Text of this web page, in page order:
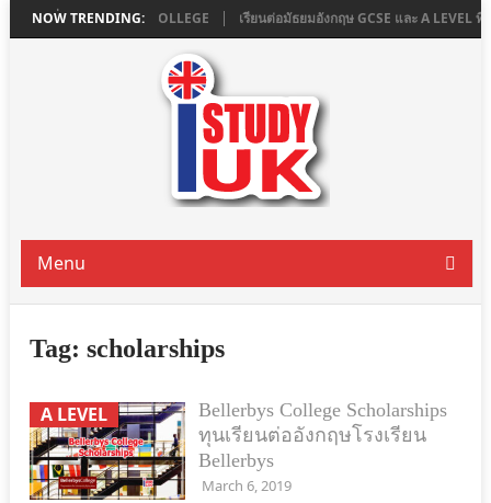
NOW TRENDING:
ที่ ASHBOURNE COLLEGE เรียนต่อมัธยมอังกฤษ GCSE และ A LEVEL ที่
Menu
Tag: scholarships
A LEVEL
Bellerbys College Scholarships
ทุนเรียนต่ออังกฤษโรงเรียน
Bellerbys
March 6, 2019